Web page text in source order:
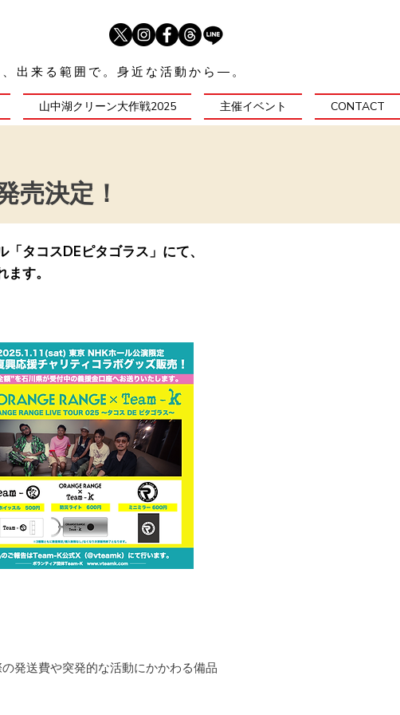
出来る範囲で。身近な活動から―。
山中湖クリーン大作戦2025 主催イベント CONTACT
売決定！
タコスDEピタゴラス」にて、
す。
発送費や突発的な活動にかかわる備品